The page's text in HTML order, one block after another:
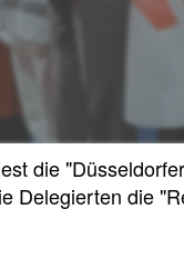
die
Delegierten die